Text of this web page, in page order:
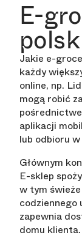
E-
Jakie e-
każdy
online, np.
mogą robić
aplikacji
lub odbioru
Głównym
E-sklep
w tym
codziennego
zapewnia
domu klienta.